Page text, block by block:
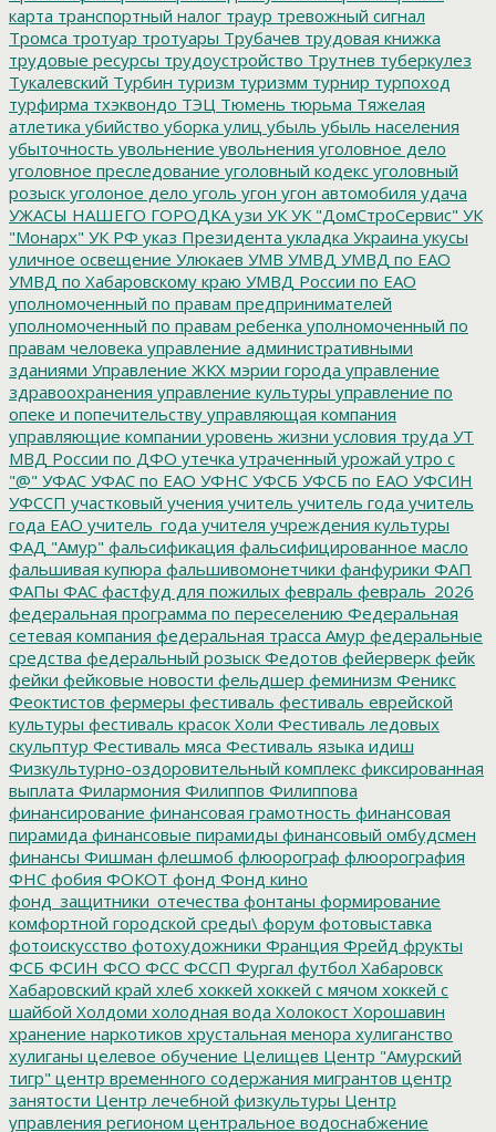
карта транспортный налог траур тревожный сигнал
Тромса тротуар тротуары Трубачев трудовая книжка
трудовые ресурсы трудоустройство Трутнев туберкулез
Тукалевский Турбин туризм туризмм турнир турпоход
турфирма тхэквондо ТЭЦ Тюмень тюрьма Тяжелая
атлетика убийство уборка улиц убыль убыль населения
убыточность увольнение увольнения уголовное дело
уголовное преследование уголовный кодекс уголовный
розыск уголоное дело уголь угон угон автомобиля удача
УЖАСЫ НАШЕГО ГОРОДКА узи УК УК "ДомСтроСервис" УК
"Монарх" УК РФ указ Президента укладка Украина укусы
уличное освещение Улюкаев УМВ УМВД УМВД по ЕАО
УМВД по Хабаровскому краю УМВД России по ЕАО
уполномоченный по правам предпринимателей
уполномоченный по правам ребенка уполномоченный по
правам человека управление административными
зданиями Управление ЖКХ мэрии города управление
здравоохранения управление культуры управление по
опеке и попечительству управляющая компания
управляющие компании уровень жизни условия труда УТ
МВД России по ДФО утечка утраченный урожай утро с
"@" УФАС УФАС по ЕАО УФНС УФСБ УФСБ по ЕАО УФСИН
УФССП участковый учения учитель учитель года учитель
года ЕАО учитель_года учителя учреждения культуры
ФАД "Амур" фальсификация фальсифицированное масло
фальшивая купюра фальшивомонетчики фанфурики ФАП
ФАПы ФАС фастфуд для пожилых февраль февраль_2026
федеральная программа по переселению Федеральная
сетевая компания федеральная трасса Амур федеральные
средства федеральный розыск Федотов фейерверк фейк
фейки фейковые новости фельдшер феминизм Феникс
Феоктистов фермеры фестиваль фестиваль еврейской
культуры фестиваль красок Холи Фестиваль ледовых
скульптур Фестиваль мяса Фестиваль языка идиш
Физкультурно-оздоровительный комплекс фиксированная
выплата Филармония Филиппов Филиппова
финансирование финансовая грамотность финансовая
пирамида финансовые пирамиды финансовый омбудсмен
финансы Фишман флешмоб флюорограф флюорография
ФНС фобия ФОКОТ фонд Фонд кино
фонд_защитники_отечества фонтаны формирование
комфортной городской среды\ форум фотовыставка
фотоискусство фотохудожники Франция Фрейд фрукты
ФСБ ФСИН ФСО ФСС ФССП Фургал футбол Хабаровск
Хабаровский край хлеб хоккей хоккей с мячом хоккей с
шайбой Холдоми холодная вода Холокост Хорошавин
хранение наркотиков хрустальная менора хулиганство
хулиганы целевое обучение Целищев Центр "Амурский
тигр" центр временного содержания мигрантов центр
занятости Центр лечебной физкультуры Центр
управления регионом центральное водоснабжение